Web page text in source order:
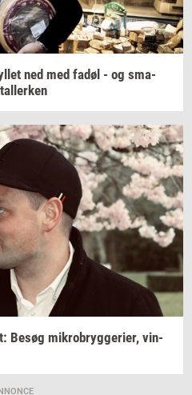
ned med fadøl - og sma­
Besøg mi­kro­bryg­ge­ri­er, vin­